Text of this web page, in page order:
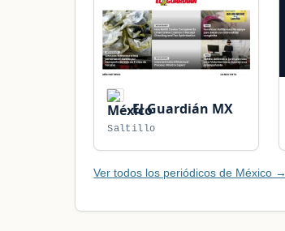
El Guardián MX
Saltillo
Ver todos los periódicos de México →